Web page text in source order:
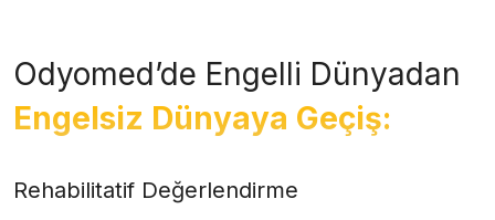
Odyomed’de Engelli Dünyadan
Engelsiz Dünyaya Geçiş:
Rehabilitatif Değerlendirme